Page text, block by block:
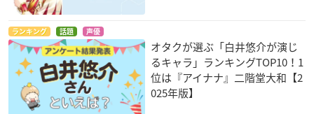
ランキング 話題 声優
オタクが選ぶ「白井悠介が演じ
るキャラ」ランキングTOP10！1
位は『アイナナ』二階堂大和【2
025年版】